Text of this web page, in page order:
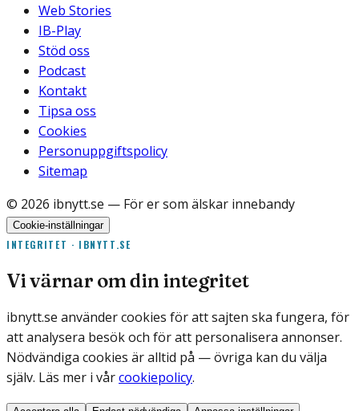
Web Stories
IB-Play
Stöd oss
Podcast
Kontakt
Tipsa oss
Cookies
Personuppgiftspolicy
Sitemap
© 2026 ibnytt.se — För er som älskar innebandy
Cookie-inställningar
INTEGRITET · IBNYTT.SE
Vi värnar om din integritet
ibnytt.se använder cookies för att sajten ska fungera, för
att analysera besök och för att personalisera annonser.
Nödvändiga cookies är alltid på — övriga kan du välja
själv. Läs mer i vårcookiepolicy.